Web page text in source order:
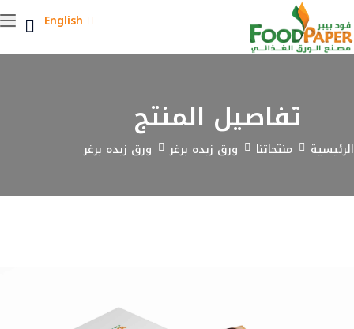
English
تفاصيل المنتج
الرئيسية منتجاتنا ورق زبده برغر ورق زبده برغر